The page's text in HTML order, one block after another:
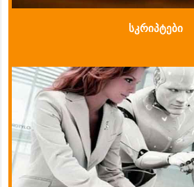
სკრიპტები